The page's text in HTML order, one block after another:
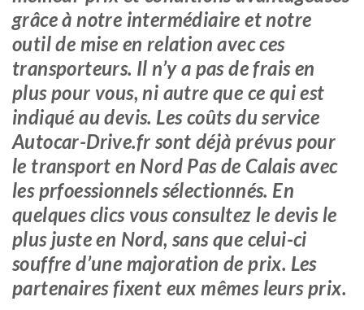
grâce à notre intermédiaire et notre
outil de mise en relation avec ces
transporteurs. Il n’y a pas de frais en
plus pour vous, ni autre que ce qui est
indiqué au devis. Les coûts du service
Autocar-Drive.fr sont déjà prévus pour
le transport en Nord Pas de Calais avec
les prfoessionnels sélectionnés. En
quelques clics vous consultez le devis le
plus juste en Nord, sans que celui-ci
souffre d’une majoration de prix. Les
partenaires fixent eux mêmes leurs prix.